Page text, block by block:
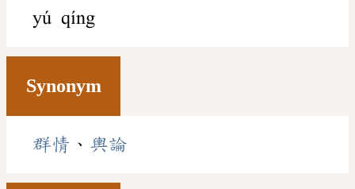
yú qíng
Synonym
群情 、 輿論